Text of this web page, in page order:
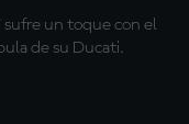
sufre un toque con el
de su Ducati.